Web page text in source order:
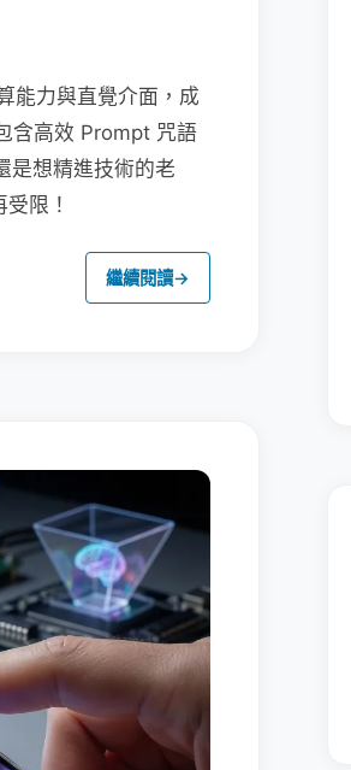
能力與直覺介面，成
含高效 Prompt 咒語
是想精進技術的老
限！
繼續閱讀→